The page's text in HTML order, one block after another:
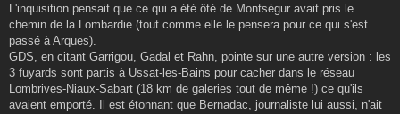
L'inquisition pensait que ce qui a été ôté de Montségur avait pris le
chemin de la Lombardie (tout comme elle le pensera pour ce qui s'est
passé à Arques).
GDS, en citant Garrigou, Gadal et Rahn, pointe sur une autre version : les
3 fuyards sont partis à Ussat-les-Bains pour cacher dans le réseau
Lombrives-Niaux-Sabart (18 km de galeries tout de même !) ce qu'ils
avaient emporté. Il est étonnant que Bernadac, journaliste lui aussi, n'ait